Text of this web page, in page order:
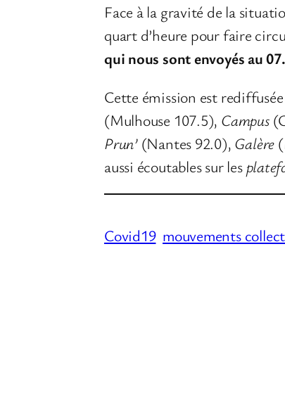
Face à la gravité de la
quart d’heure pour faire
qui nous sont envoyés au
Cette émission est
(Mulhouse 107.5), Campus
Prun’(Nantes 92.0), Galère
aussi écoutables sur les
Covid19 mouvements